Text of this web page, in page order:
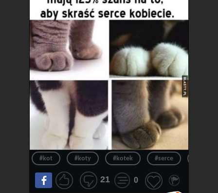
#kot #koty #kotek #serce
21 0